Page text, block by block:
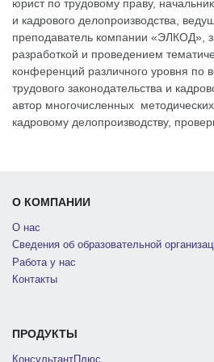
юрист по трудовому праву,
и кадрового делопроизводства,
преподаватель компании «ЭЛКОД»,
разработкой и проведением
конференций различного уровня по
трудового законодательства и
автор многочисленных
кадровому делопроизводству,
О КОМПАНИИ
О нас
Сведения об образовательной
Работа у нас
Контакты
ПРОДУКТЫ
КонсультантПлюс